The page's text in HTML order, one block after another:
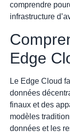
comprendre
infrastructure
Edge
Le Edge Cloud
données
finaux et des
modèles
données et les